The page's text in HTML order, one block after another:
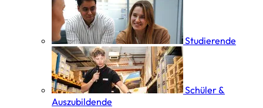
Studierende
Schüler &
Auszubildende